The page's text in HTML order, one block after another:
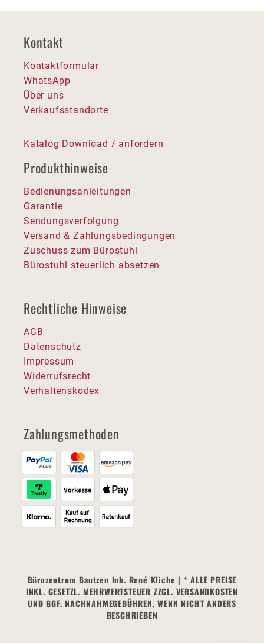
Kontakt
Kontaktformular
WhatsApp
Über uns
Verkaufsstandorte
Katalog Download / anfordern
Produkthinweise
Bedienungsanleitungen
Garantie
Sendungsverfolgung
Versand & Zahlungsbedingungen
Zuschuss zum Bürostuhl
Bürostuhl steuerlich absetzen
Rechtliche Hinweise
AGB
Datenschutz
Impressum
Widerrufsrecht
Verhaltenskodex
Zahlungsmethoden
Bürozentrum Bautzen Inh. René Kliche | * ALLE PREISE
INKL. GESETZL. MEHRWERTSTEUER ZZGL. VERSANDKOSTEN
UND GGF. NACHNAHMEGEBÜHREN, WENN NICHT ANDERS
BESCHRIEBEN